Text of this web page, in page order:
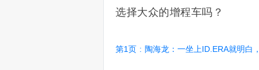
选择大众的增程车吗？
第1页 : 陶海龙：一坐上ID.ERA就明白